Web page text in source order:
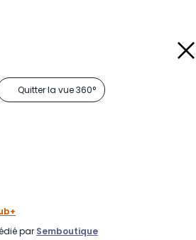
Quitter la vue 360°
par Semboutique